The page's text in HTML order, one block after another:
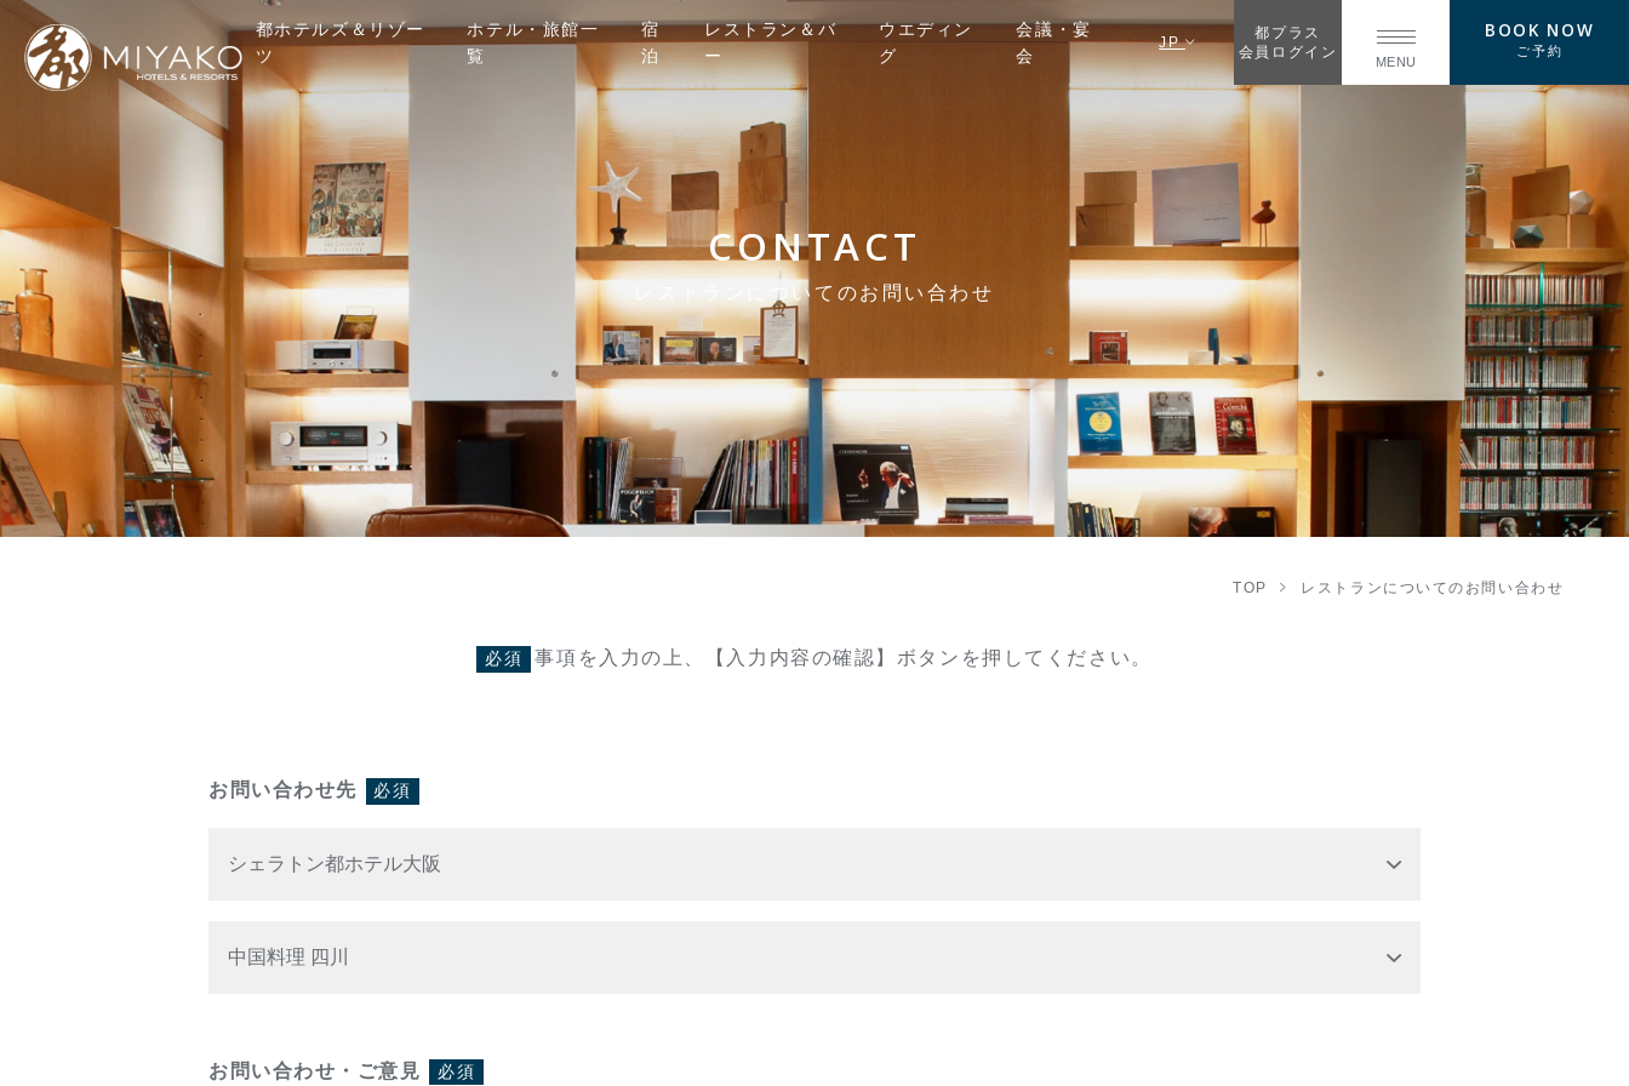
都ホテルズ＆リゾー
ツ
ホテル・旅館一
覧
宿
泊
レストラン＆バ
ー
ウエディン
グ
会議・宴
会
JP
都プラス
会員ログイン
MENU
BOOK NOW
ご予約
CONTACT
レストランについてのお問い合わせ
TOP レストランについてのお問い合わせ
必須 事項を入力の上、 【入力内容の確認】ボタンを押してください。
お問い合わせ先 必須
お問い合わせ・ご意見 必須